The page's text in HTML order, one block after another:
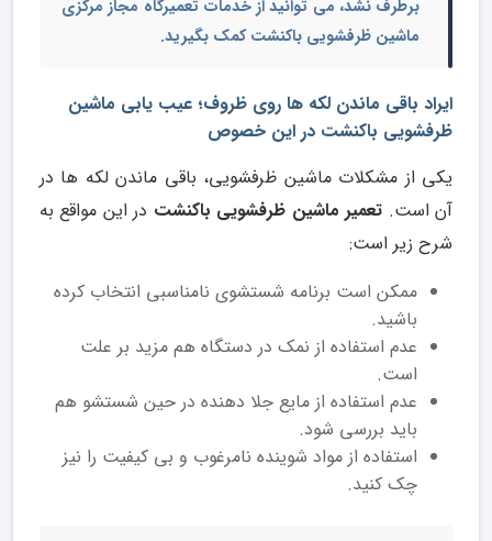
برطرف نشد، می توانید از خدمات تعمیرگاه مجاز مرکزی
ماشین ظرفشویی باکنشتکمک بگیرید.
ایراد باقی ماندن لکه ها روی ظروف؛ عیب یابی ماشین
ظرفشویی باکنشت در این خصوص
یکی از مشکلات ماشین ظرفشویی، باقی ماندن لکه ها در
آن است. تعمیر ماشین ظرفشویی باکنشت در این مواقع به
شرح زیر است:
ممکن است برنامه شستشوی نامناسبی انتخاب کرده
باشید.
عدم استفاده از نمک در دستگاه هم مزید بر علت
است.
عدم استفاده از مایع جلا دهنده در حین شستشو هم
باید بررسی شود.
استفاده از مواد شوینده نامرغوب و بی کیفیت را نیز
چک کنید.